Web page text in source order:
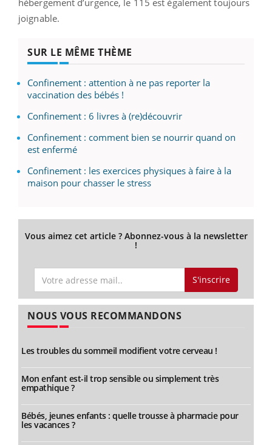
joignable.
SUR LE MÊME THÈME
Confinement : attention à ne pas reporter la
vaccination des bébés !
Confinement : 6 livres à (re)découvrir
Confinement : comment bien se nourrir quand on
est enfermé
Confinement : les exercices physiques à faire à la
maison pour chasser le stress
Vous aimez cet article ? Abonnez-vous à la newsletter
!
S'inscrire
NOUS VOUS RECOMMANDONS
Les troubles du sommeil modifient votre cerveau !
Mon enfant est-il trop sensible ou simplement très
empathique ?
Bébés, jeunes enfants : quelle trousse à pharmacie pour
les vacances ?